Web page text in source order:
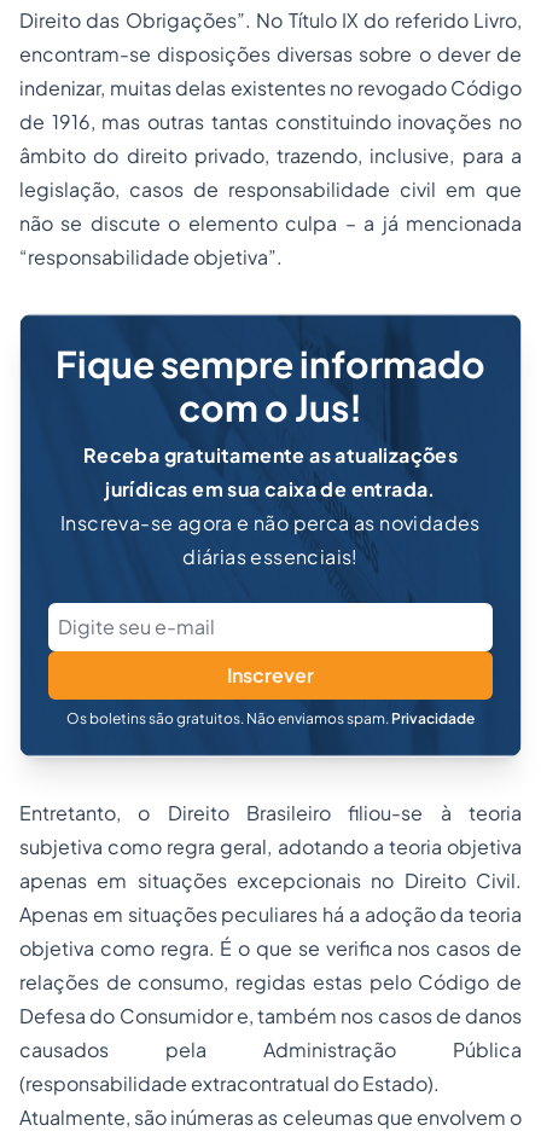
Direito das Obrigações”. No Título IX do referido Livro,
encontram-se disposições diversas sobre o dever de
indenizar, muitas delas existentes no revogado Código
de 1916, mas outras tantas constituindo inovações no
âmbito do direito privado, trazendo, inclusive, para a
legislação, casos de responsabilidade civil em que
não se discute o elemento culpa – a já mencionada
“responsabilidade objetiva”.
Fique sempre informado
com o Jus!
Receba gratuitamente as atualizações
jurídicas em sua caixa de entrada.
Inscreva-se agora e não perca as novidades
diárias essenciais!
Inscrever
Os boletins são gratuitos. Não enviamos spam. Privacidade
Entretanto, o Direito Brasileiro filiou-se à teoria
subjetiva como regra geral, adotando a teoria objetiva
apenas em situações excepcionais no Direito Civil.
Apenas em situações peculiares há a adoção da teoria
objetiva como regra. É o que se verifica nos casos de
relações de consumo, regidas estas pelo Código de
Defesa do Consumidor e, também nos casos de danos
causados pela Administração Pública
(responsabilidade extracontratual do Estado).
Atualmente, são inúmeras as celeumas que envolvem o